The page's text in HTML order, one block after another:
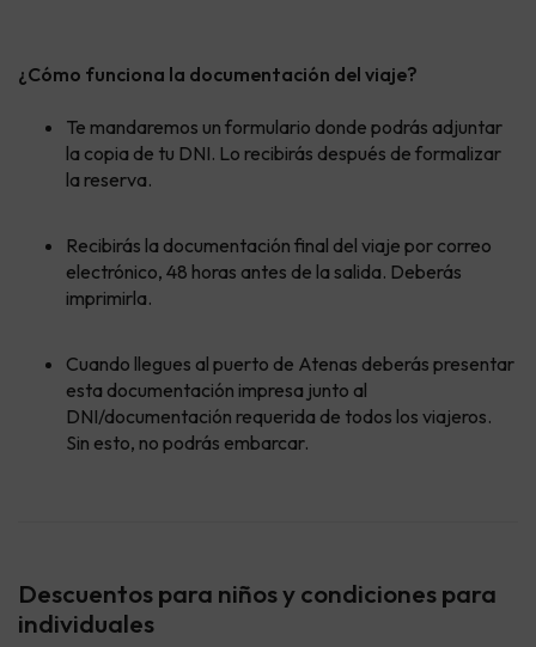
¿Cómo funciona la documentación del viaje?
Te mandaremos un formulario donde podrás adjuntar
la copia de tu DNI. Lo recibirás después de formalizar
la reserva.
Recibirás la documentación final del viaje por correo
electrónico, 48 horas antes de la salida. Deberás
imprimirla.
Cuando llegues al puerto de Atenas deberás presentar
esta documentación impresa junto al
DNI/documentación requerida de todos los viajeros.
Sin esto, no podrás embarcar.
Descuentos para niños y condiciones para
individuales